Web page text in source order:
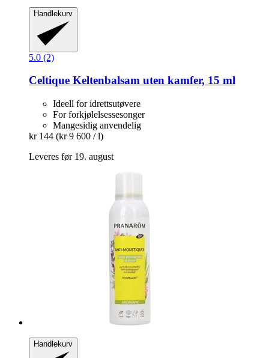
Handlekurv
5.0 (2)
Celtique Keltenbalsam uten kamfer, 15 ml
Ideell for idrettsutøvere
For forkjølelsessesonger
Mangesidig anvendelig
kr 144 (kr 9 600 / l)
Leveres før 19. august
Handlekurv